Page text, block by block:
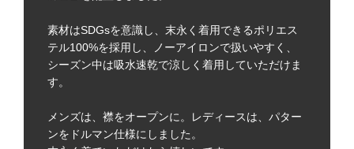
素材はSDGsを意識し、末永く着用できるポリエス
テル100%を採用し、ノーアイロンで扱いやすく、
シーズン中は吸水速乾で涼しく着用していただけま
す。
メンズは、襟をオープンに。レディースは、パター
ンをドルマン仕様にしました。